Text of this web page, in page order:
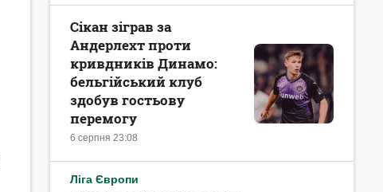
6 серпня 23:08
Сікан зіграв за
Андерлехт проти
кривдників Динамо:
бельгійський клуб
здобув гостьову
перемогу
Ліга Європи